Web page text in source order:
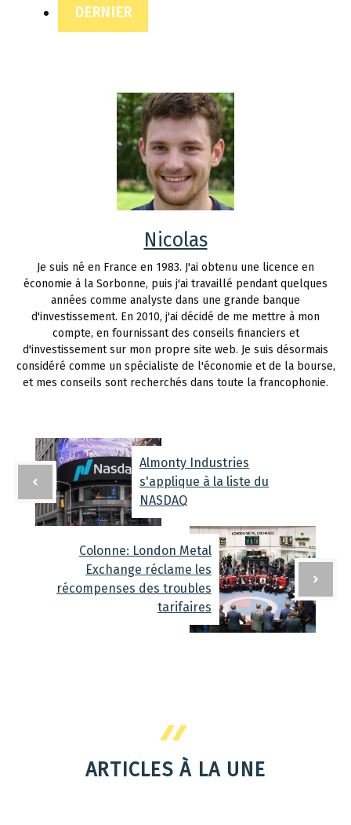
DERNIER
Nicolas
Je suis né en France en 1983. J'ai obtenu une licence en
économie à la Sorbonne, puis j'ai travaillé pendant quelques
années comme analyste dans une grande banque
d'investissement. En 2010, j'ai décidé de me mettre à mon
compte, en fournissant des conseils financiers et
d'investissement sur mon propre site web. Je suis désormais
considéré comme un spécialiste de l'économie et de la bourse,
et mes conseils sont recherchés dans toute la francophonie.
Almonty Industries
s'applique à la liste du
NASDAQ
Colonne: London Metal
Exchange réclame les
récompenses des troubles
tarifaires
ARTICLES À LA UNE